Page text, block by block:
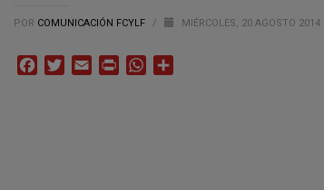
POR COMUNICACIÓN FCYLF / MIÉRCOLES, 20 AGOSTO 2014
FacebookTwitterEmail Print WhatsApp